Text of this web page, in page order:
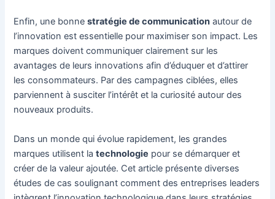
Enfin, une bonnestratégie de communication autour de
l’innovation est essentielle pour maximiser son impact. Les
marques doivent communiquer clairement sur les
avantages de leurs innovations afin d’éduquer et d’attirer
les consommateurs. Par des campagnes ciblées, elles
parviennent à susciter l’intérêt et la curiosité autour des
nouveaux produits.
Dans un monde qui évolue rapidement, les grandes
marques utilisent latechnologie pour se démarquer et
créer de la valeur ajoutée. Cet article présente diverses
études de cas soulignant comment des entreprises leaders